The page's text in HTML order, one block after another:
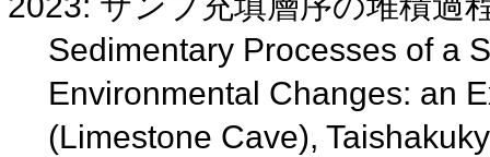
Sedimentary Processes of a
Environmental Changes: an
(Limestone Cave),